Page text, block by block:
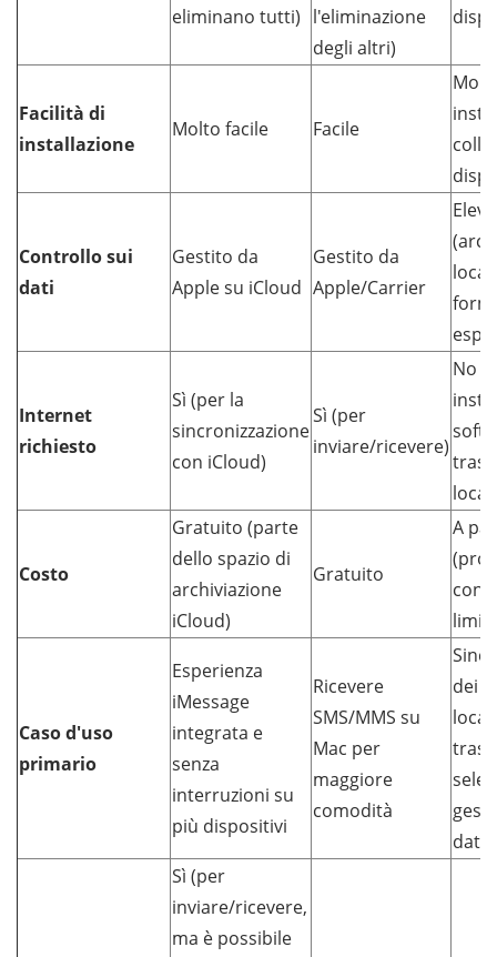
eliminano tutti) l'eliminazione
degli altri)
Facilità di
installazione
Molto facile Facile
Controllo sui
dati
Gestito da
Apple su iCloud
Gestito da
Apple/Carrier
Internet
richiesto
Sì (per la
sincronizzazione
con iCloud)
Sì (per
inviare/ricevere)
No
Costo
Gratuito (parte
dello spazio di
archiviazione
iCloud)
Gratuito
A
con
Caso d'uso
primario
Esperienza
iMessage
integrata e
senza
interruzioni su
più dispositivi
Ricevere
SMS/MMS su
Mac per
maggiore
comodità
dei
dati,
Sì (per
inviare/ricevere,
ma è possibile